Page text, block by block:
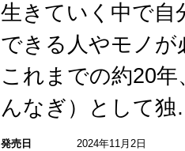
生きていく中で自
できる人やモノが
これまでの約20
んなぎ）として
発売日 2024年11月2日